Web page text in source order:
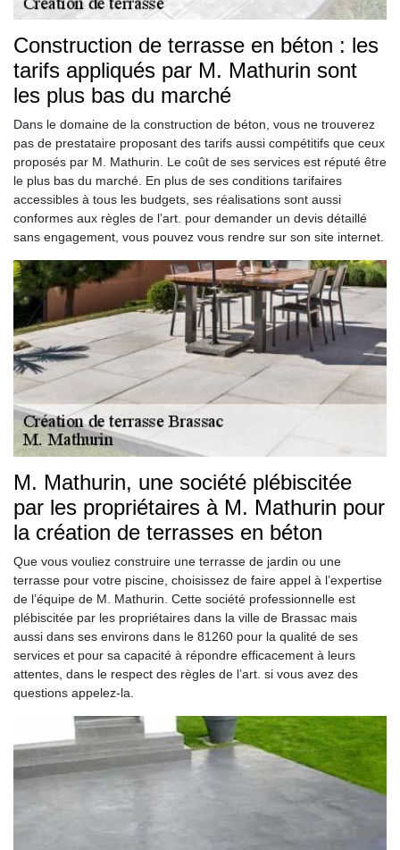
Construction de terrasse en béton : les
tarifs appliqués par M. Mathurin sont
les plus bas du marché
Dans le domaine de la construction de béton, vous ne trouverez
pas de prestataire proposant des tarifs aussi compétitifs que ceux
proposés par M. Mathurin. Le coût de ses services est réputé être
le plus bas du marché. En plus de ses conditions tarifaires
accessibles à tous les budgets, ses réalisations sont aussi
conformes aux règles de l’art. pour demander un devis détaillé
sans engagement, vous pouvez vous rendre sur son site internet.
M. Mathurin, une société plébiscitée
par les propriétaires à M. Mathurin pour
la création de terrasses en béton
Que vous vouliez construire une terrasse de jardin ou une
terrasse pour votre piscine, choisissez de faire appel à l’expertise
de l’équipe de M. Mathurin. Cette société professionnelle est
plébiscitée par les propriétaires dans la ville de Brassac mais
aussi dans ses environs dans le 81260 pour la qualité de ses
services et pour sa capacité à répondre efficacement à leurs
attentes, dans le respect des règles de l’art. si vous avez des
questions appelez-la.